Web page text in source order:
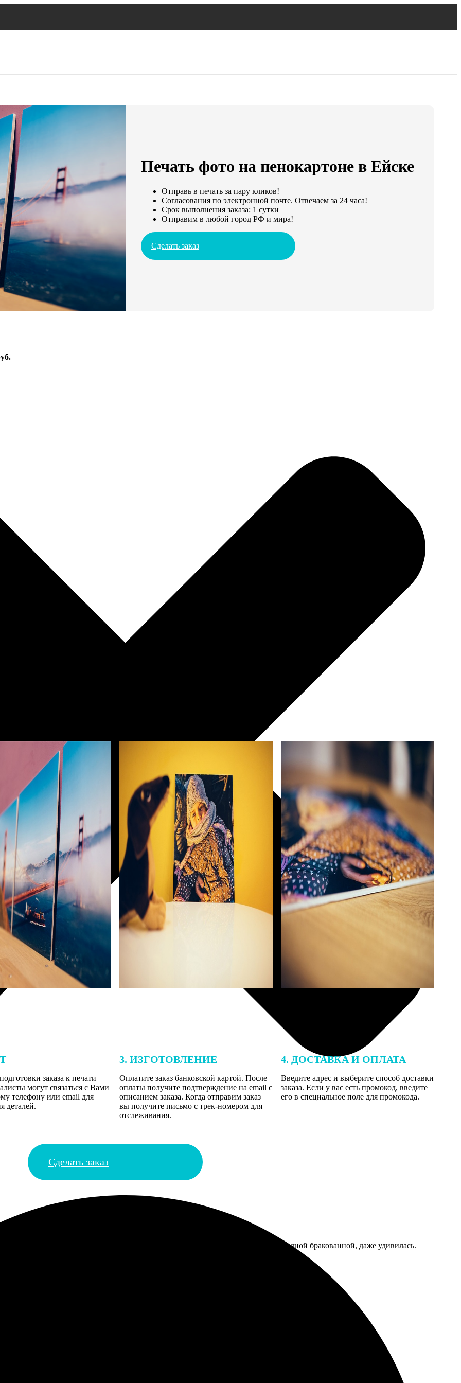
Печать фото на пенокартоне в Ейске
Отправь в печать за пару кликов!
Согласования по электронной почте. Отвечаем за 24 часа!
Срок выполнения заказа: 1 сутки
Отправим в любой город РФ и мира!
Сделать заказ
заказа к печати
могут связаться с Вами
телефону или email для
деталей.
3. ИЗГОТОВЛЕНИЕ
Оплатите заказ банковской картой. После
оплаты получите подтверждение на email с
описанием заказа. Когда отправим заказ
вы получите письмо с трек-номером для
отслеживания.
4. ДОСТАВКА И ОПЛАТА
Введите адрес и выберите способ доставки
заказа. Если у вас есть промокод, введите
его в специальное поле для промокода.
Сделать заказ
Сделали с хорошей скидкой за объём, упаковали в коробку. Все целые, ни одной бракованной, даже удивилась.
формата. 1000 деталей, собирали всем офисом. Картон гнется немного, но в целом нормально.